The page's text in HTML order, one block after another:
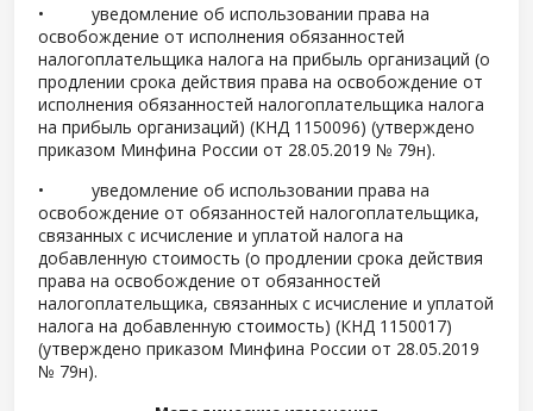
• уведомление об использовании права на
освобождение от исполнения обязанностей
налогоплательщика налога на прибыль организаций (о
продлении срока действия права на освобождение от
исполнения обязанностей налогоплательщика налога
на прибыль организаций) (КНД 1150096) (утверждено
приказом Минфина России от 28.05.2019 № 79н).
• уведомление об использовании права на
освобождение от обязанностей налогоплательщика,
связанных с исчисление и уплатой налога на
добавленную стоимость (о продлении срока действия
права на освобождение от обязанностей
налогоплательщика, связанных с исчисление и уплатой
налога на добавленную стоимость) (КНД 1150017)
(утверждено приказом Минфина России от 28.05.2019
№ 79н).